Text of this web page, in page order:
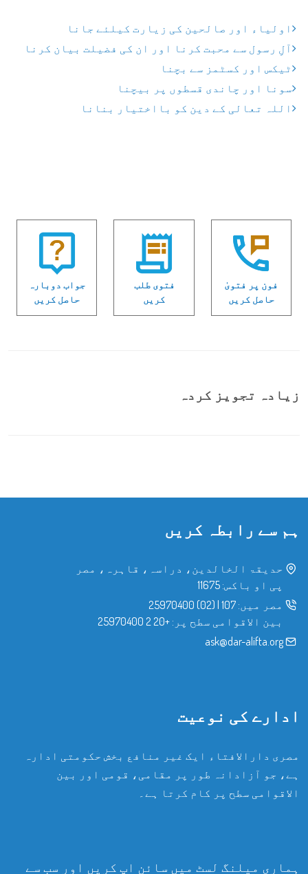
اولیاء اور صالحین کی زیارت کیلئے جانا
آلِ رسول سے محبت کرنا اور ان کی فضیلت بیان کرنا
ٹیکس اور کسٹمز سے بچنا
سونا اور چاندی قسطوں پر بیچنا
اللہ تعالی کے دین کو بااختیار بنانا
فون پر فتویٰ
حاصل کریں
فتوی طلب
کریں
جواب دوبارہ
حاصل کریں
زیادہ تجویز کردہ
ہم سے رابطہ کریں
حدیقۃ الخالدین، دراسہ، قاہرہ، مصر
پی او باکس: 11675
مصر میں: 107
|
(02) 25970400
بین الاقوامی سطح پر: +20 2 25970400
ask@dar-alifta.org
ادارے کی نوعیت
مصری دارالافتاء ایک غیر منافع بخش حکومتی ادارہ
ہے، جو آزادانہ طور پر مقامی، قومی اور بین
الاقوامی سطح پر کام کرتا ہے۔
ہماری میلنگ لسٹ میں سائن اپ کریں اور سب سے